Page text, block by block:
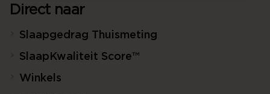
Direct naar
Slaapgedrag Thuismeting
SlaapKwaliteit Score™
Winkels